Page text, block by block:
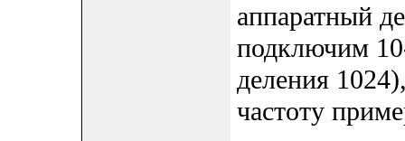
аппаратный
подключим
деления
частоту